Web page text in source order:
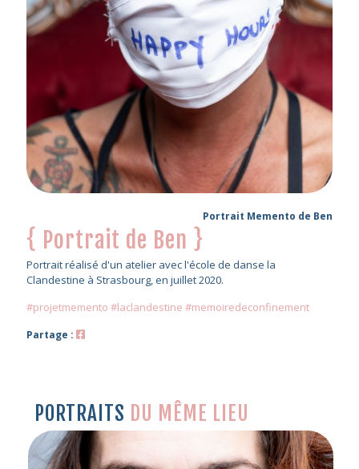
Portrait Memento de Ben
{ Portrait de Ben }
Portrait réalisé d'un atelier avec l'école de danse la
Clandestine à Strasbourg, en juillet 2020.
#projetmemento #laclandestine #memoiredeconfinement
Partage :
PORTRAITS DU MÊME LIEU